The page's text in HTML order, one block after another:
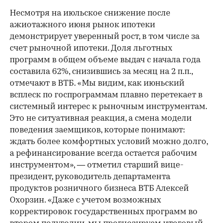
Несмотря на июльское снижение после
ажиотажного июня рынок ипотеки
демонстрирует уверенный рост, в том числе за
счет рыночной ипотеки. Доля льготных
программ в общем объеме выдач с начала года
составила 62%, снизившись за месяц на 2 п.п.,
отмечают в ВТБ. «Мы видим, как июньский
всплеск по госпрограммам плавно перетекает в
системный интерес к рыночным инструментам.
Это не ситуативная реакция, а смена модели
поведения заемщиков, которые понимают:
ждать более комфортных условий можно долго,
а рефинансирование всегда остается рабочим
инструментом», — отметил старший вице-
президент, руководитель департамента
продуктов розничного бизнеса ВТБ Алексей
Охорзин. «Даже с учетом возможных
корректировок государственных программ во